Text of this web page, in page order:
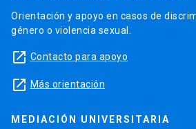
Orientación y apoyo en casos de
género o violencia sexual.
launch Contacto para apoyo
launch Más orientación
MEDIACIÓN UNIVERSITARIA